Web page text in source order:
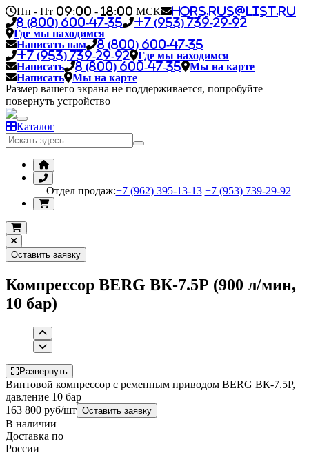
Пн - Пт 09:00 - 18:00 МСК
hors.rus@list.ru
8 (800) 600-47-35
+7 (953) 739-29-92
Где мы находимся
Написать нам
8 (800) 600-47-35
+7 (953) 739-29-92
Где мы находимся
Написать
8 (800) 600-47-35
Мы на карте
Написать
Мы на карте
Размер вашего экрана не поддерживается, попробуйте
повернуть устройство
Каталог
Отдел продаж:+7 (962) 395-13-13 +7 (953) 739-29-92
Оставить заявку
Компрессор BERG ВК-7.5Р (900 л/мин,
10 бар)
Развернуть
Винтовой компрессор с ременным приводом BERG ВК-7.5Р,
давление 10 бар
163 800 руб/шт Оставить заявку
В наличии
Доставка по
России